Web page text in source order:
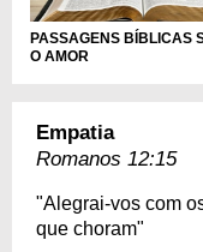
PASSAGENS BÍBLICAS
O AMOR
Empatia
Romanos 12:15
"Alegrai-vos com
que choram"